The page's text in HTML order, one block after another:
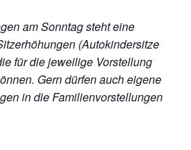
am Sonntag steht eine
(Autokindersitze
für die jeweilige Vorstellung
Gern dürfen auch eigene
in die Familienvorstellungen